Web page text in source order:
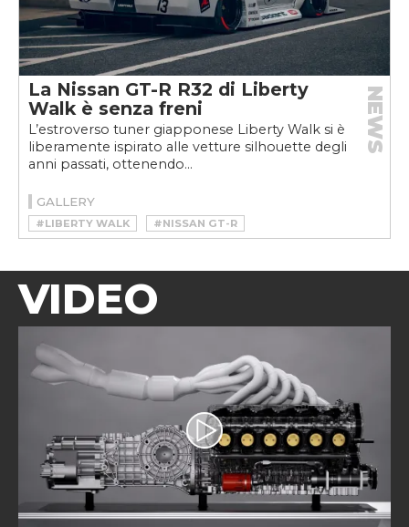
La Nissan GT-R R32 di Liberty
Walk è senza freni
L’estroverso tuner giapponese Liberty Walk si è
liberamente ispirato alle vetture silhouette degli
anni passati, ottenendo...
NEWS
GALLERY
#LIBERTY WALK
#NISSAN GT-R
#TUNING
VIDEO